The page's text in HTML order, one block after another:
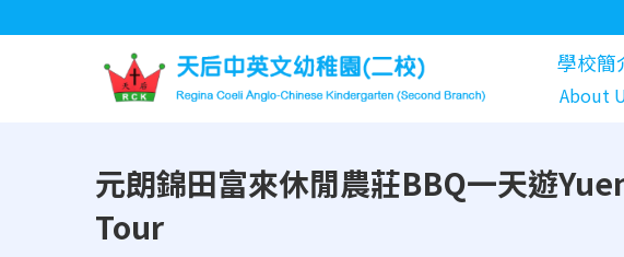
學校簡
About
元朗錦田富來休閒農莊BBQ一天遊
Tour